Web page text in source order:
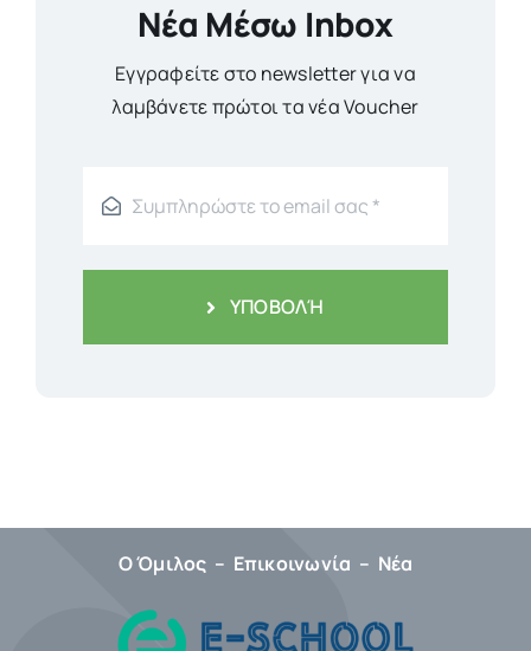
Νέα Μέσω Inbox
Εγγραφείτε στο newsletter για να
λαμβάνετε πρώτοι τα νέα Voucher
ΥΠΟΒΟΛΉ
Ο Όμιλος – Επικοινωνία – Νέα